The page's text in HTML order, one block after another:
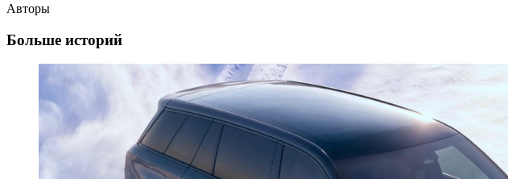
Авторы
Больше историй